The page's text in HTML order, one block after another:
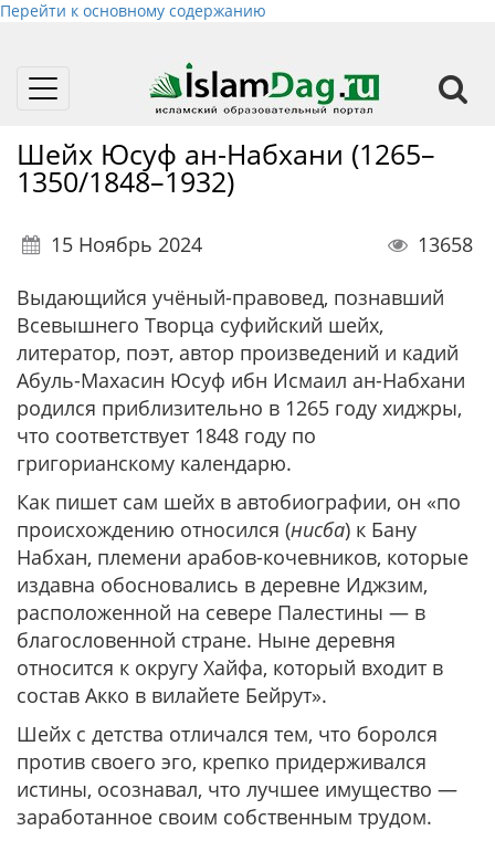
Перейти к основному содержанию
Toggle
Шейх Юсуф ан-Набхани (1265–
1350/1848–1932)
15 Ноябрь 2024
13658
Выдающийся учёный-правовед, познавший
Всевышнего Творца суфийский шейх,
литератор, поэт, автор произведений и кадий
Абуль-Махасин Юсуф ибн Исмаил ан-Набхани
родился приблизительно в 1265 году хиджры,
что соответствует 1848 году по
григорианскому календарю.
Как пишет сам шейх в автобиографии, он «по
происхождению относился (нисба) к Бану
Набхан, племени арабов-кочевников, которые
издавна обосновались в деревне Иджзим,
расположенной на севере Палестины — в
благословенной стране. Ныне деревня
относится к округу Хайфа, который входит в
состав Акко в вилайете Бейрут».
Шейх с детства отличался тем, что боролся
против своего эго, крепко придерживался
истины, осознавал, что лучшее имущество —
заработанное своим собственным трудом.